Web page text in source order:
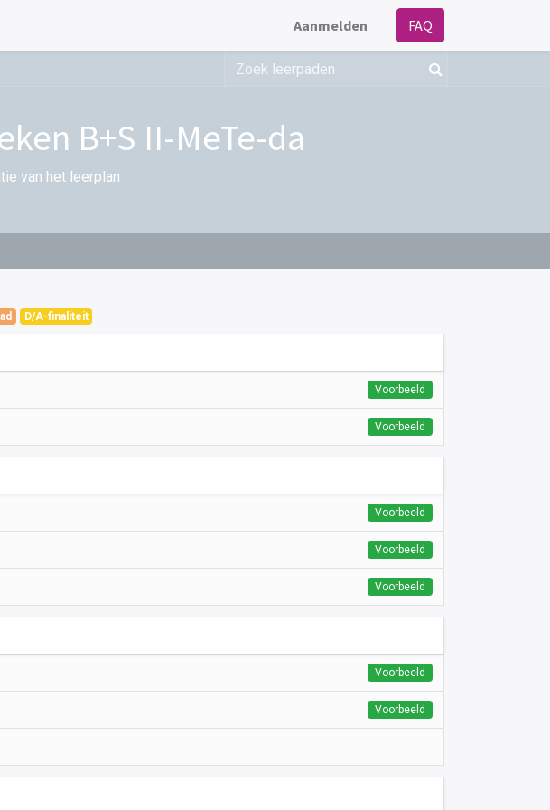
Aanmelden FAQ
B+S II-MeTe-da
van het leerplan
D/A-finaliteit
Voorbeeld
Voorbeeld
Voorbeeld
Voorbeeld
Voorbeeld
Voorbeeld
Voorbeeld